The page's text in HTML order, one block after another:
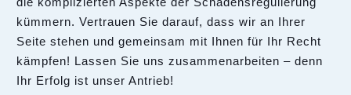
kümmern. Vertrauen Sie darauf, dass wir an Ihrer
Seite stehen und gemeinsam mit Ihnen für Ihr Recht
kämpfen! Lassen Sie uns zusammenarbeiten – denn
Ihr Erfolg ist unser Antrieb!